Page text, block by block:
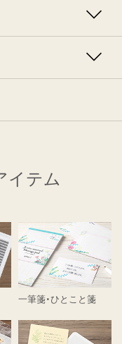
イテム
一筆箋・ひとこと箋